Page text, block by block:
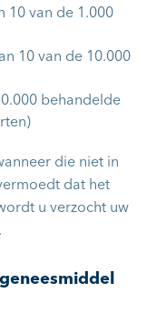
10 van de 1.000
10 van de 10.000
behandelde
die niet in
dat het
u verzocht uw